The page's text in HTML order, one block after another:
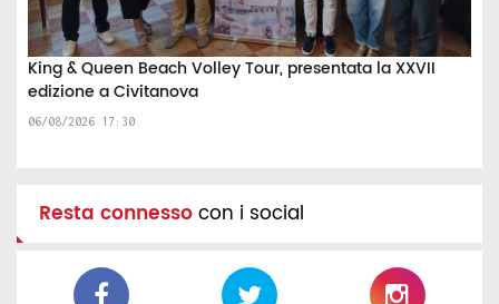
King & Queen Beach Volley Tour, presentata la XXVII
edizione a Civitanova
06/08/2026 17:30
Resta connessocon i social